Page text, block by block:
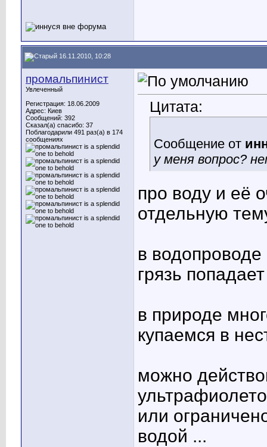
16.11.2010, 10:28
промальпинист
Увлеченный
Регистрация: 18.06.2009
Адрес: Киев
Сообщений: 392
Сказал(а) спасибо: 37
Поблагодарили 491 раз(а) в 174
сообщениях
Цитата:
Сообщение от
у меня вопрос?
про воду и её
отдельную
в
грязь
в природе
купаемся в
можно
или
водой ...